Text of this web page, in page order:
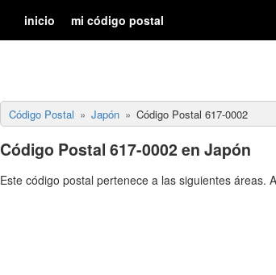
inicio mi código postal
Código Postal Japón Código Postal 617-0002
Código Postal 617-0002 en Japón
Este código postal pertenece a las siguientes áreas.